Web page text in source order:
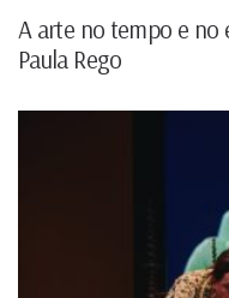
A arte no tempo e no
Paula Rego